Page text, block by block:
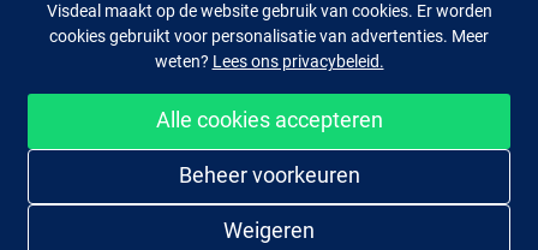
Facebook Instagram
Makkelijk en veilig shoppen
Visdeal maakt op de website gebruik van cookies. Er worden
cookies gebruikt voor personalisatie van advertenties. Meer
weten? Lees ons privacybeleid.
Alle cookies accepteren
Beheer voorkeuren
Weigeren